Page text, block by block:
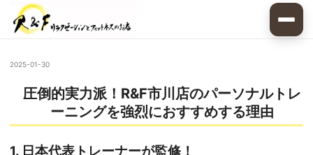
2025-01-30
圧倒的実力派！R&F市川店のパーソナルトレ
ーニングを強烈におすすめする理由
1. 日本代表トレーナーが監修！